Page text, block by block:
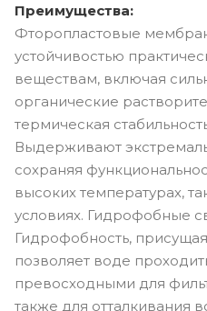
Преимущества:
Фторопластовые
устойчивостью
веществам, включая
органические
термическая
Выдерживают
сохраняя
высоких температурах,
условиях. Гидрофобные
Гидрофобность,
позволяет воде
превосходными для
также для отталкивания